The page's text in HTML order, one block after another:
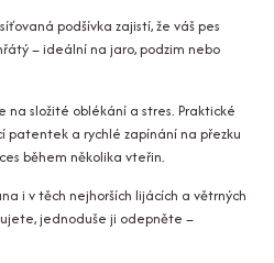
podšívka zajistí, že váš pes
– ideální na jaro, podzim nebo
na složité oblékání a stres. Praktické
patentek a rychlé zapínání na přezku
během několika vteřin.
i v těch nejhorších lijácích a větrných
jednoduše ji odepněte –